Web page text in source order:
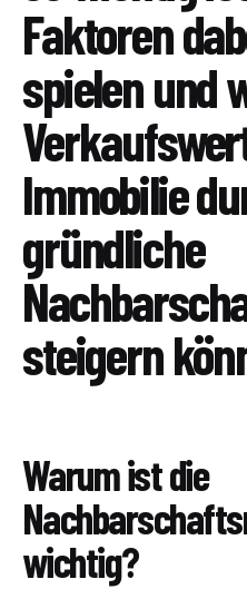
Faktoren
spielen und
Immobilie
gründliche
steigern
Warum ist die
wichtig?